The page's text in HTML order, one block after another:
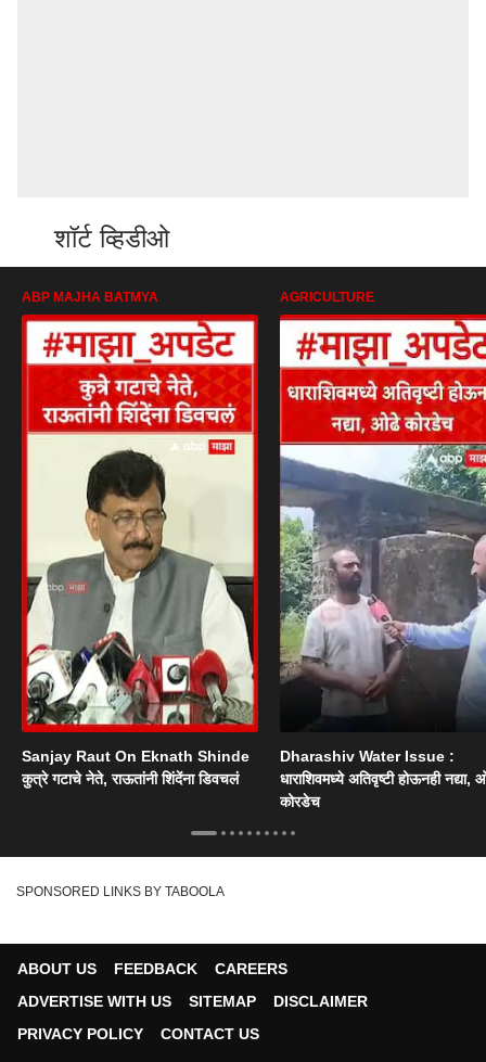
शॉर्ट व्हिडीओ
ABP MAJHA BATMYA
Sanjay Raut On Eknath Shinde
कुत्रे गटाचे नेते, राऊतांनी शिंदेंना डिवचलं
AGRICULTURE
Dharashiv Water Issue :
धाराशिवमध्ये अतिवृष्टी होऊनही नद्या,
कोरडेच
SPONSORED LINKS BY TABOOLA
ABOUT US FEEDBACK
CAREERS
ADVERTISE WITH US
SITEMAP
DISCLAIMER
PRIVACY POLICY
CONTACT US